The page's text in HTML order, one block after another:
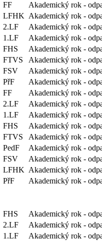
FF
Akademický rok -
LFHK Akademický rok -
2.LF
Akademický rok -
1.LF
Akademický rok -
FHS
Akademický rok -
FTVS
Akademický rok -
FSV
Akademický rok -
PřF
Akademický rok -
FF
Akademický rok -
2.LF
Akademický rok -
1.LF
Akademický rok -
FHS
Akademický rok -
FTVS
Akademický rok -
PedF
Akademický rok -
FSV
Akademický rok -
LFHK Akademický rok -
PřF Akademický rok -
FHS
Akademický rok -
2.LF
Akademický rok -
1.LF
Akademický rok -